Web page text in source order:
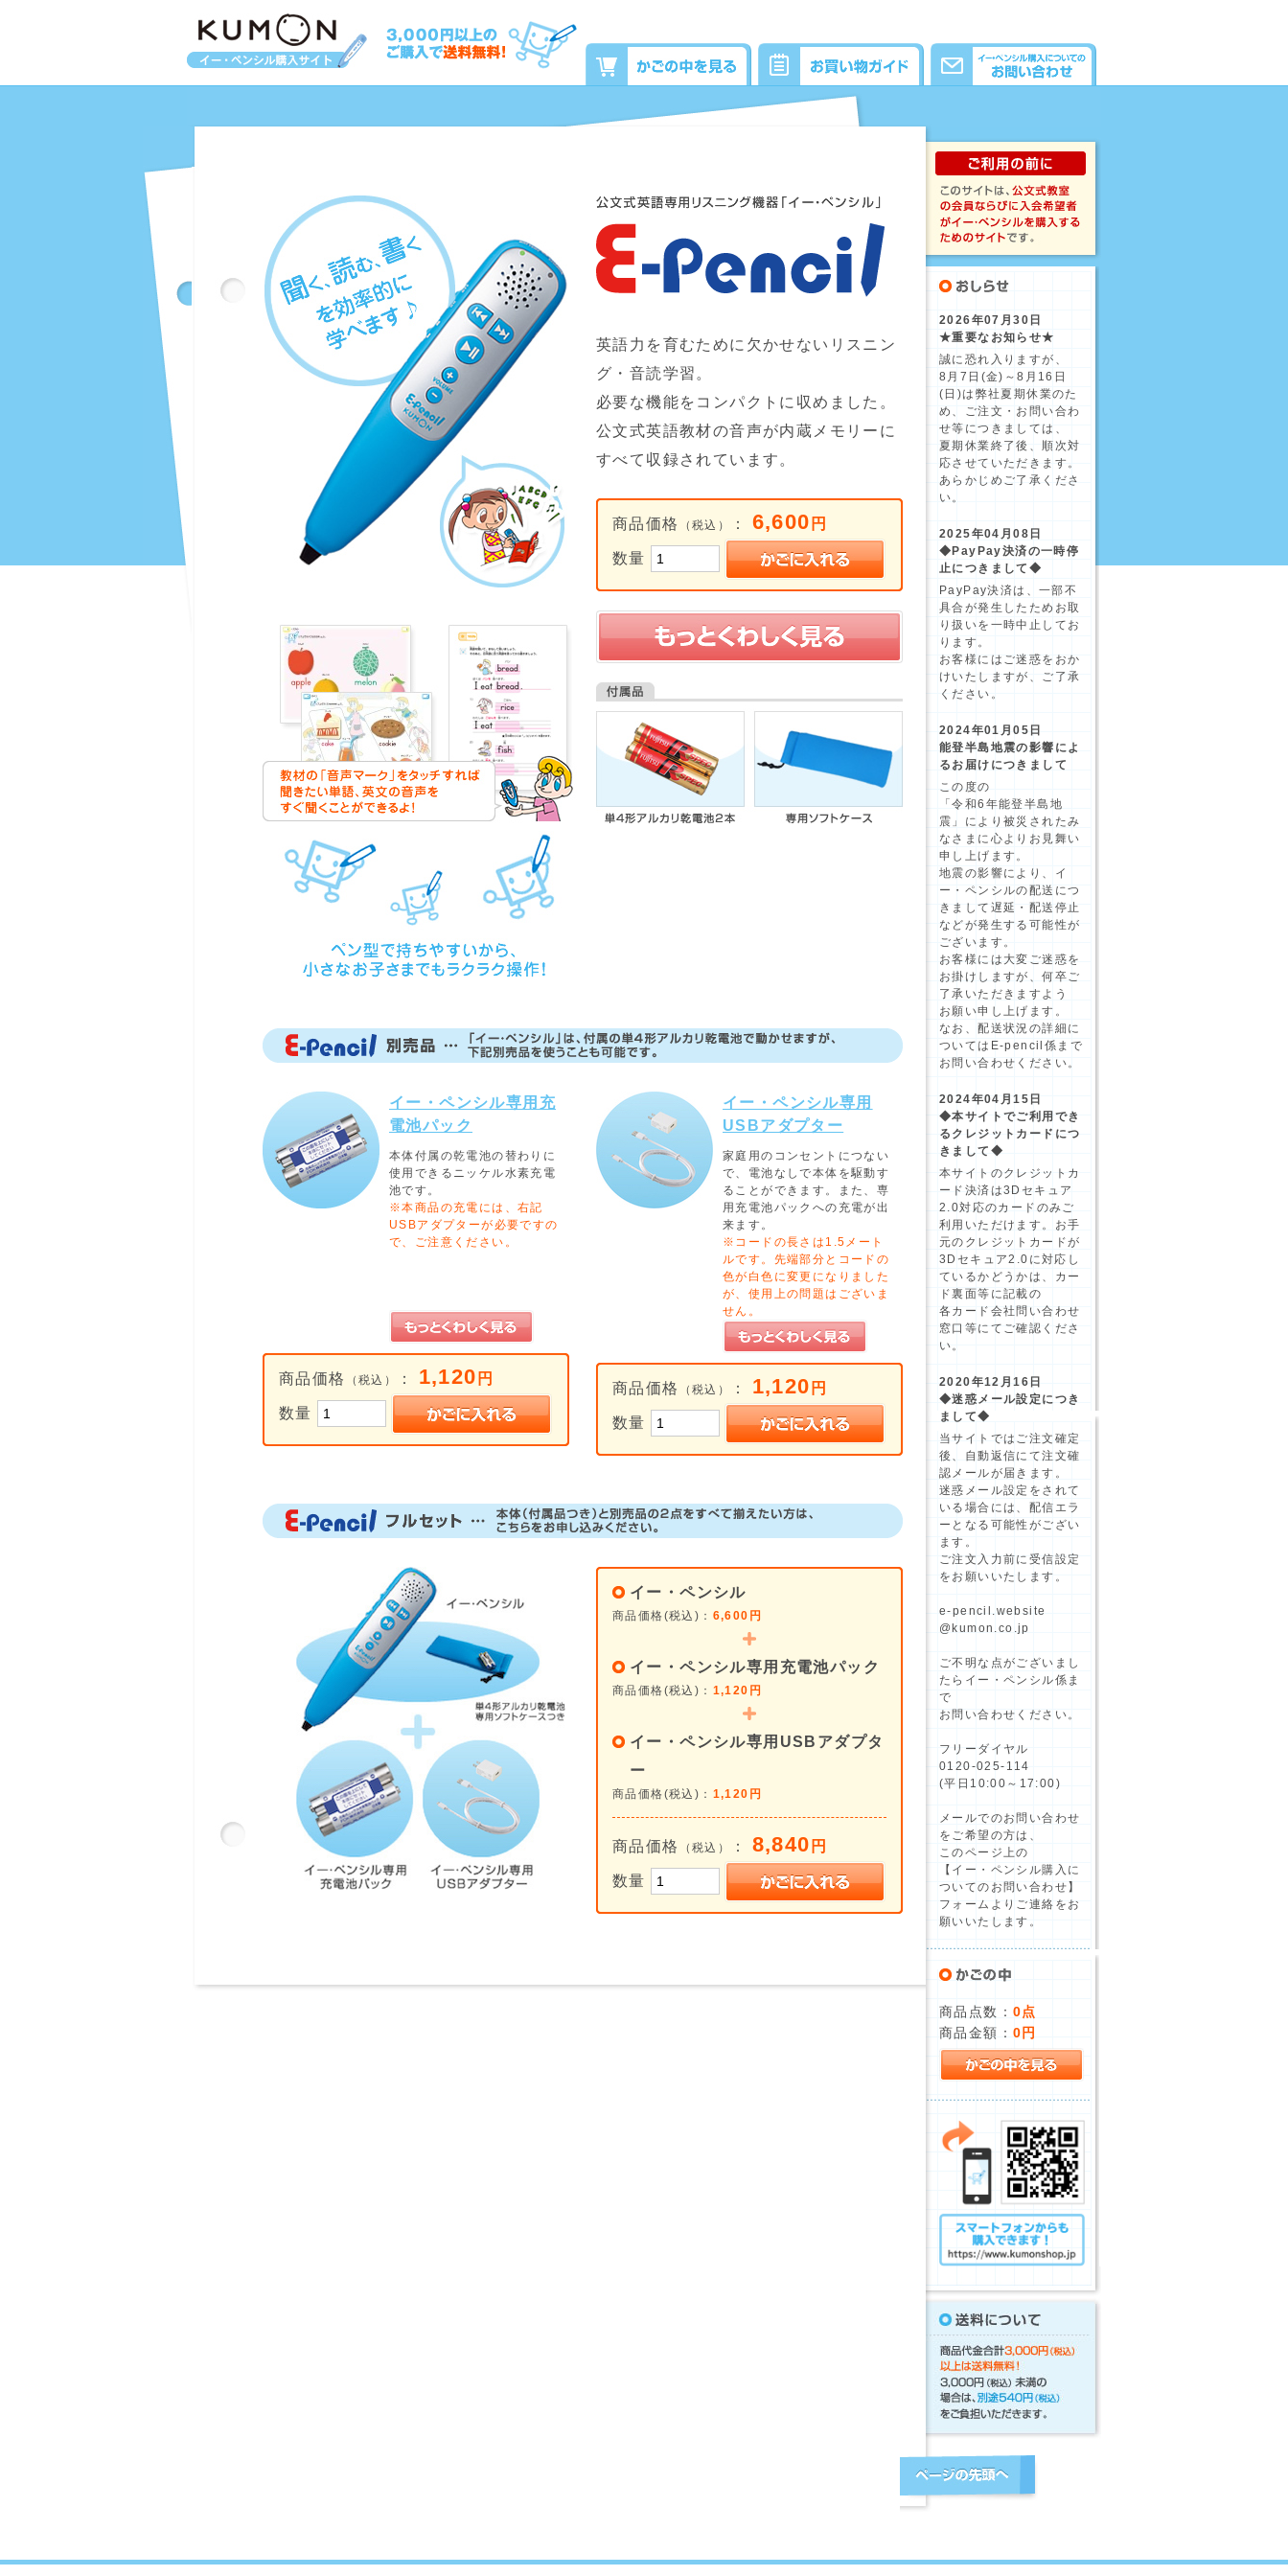
英語力を育むために欠かせないリスニン
グ・音読学習。
必要な機能をコンパクトに収めました。
公文式英語教材の音声が内蔵メモリーに
すべて収録されています。
商品価格 （税込） ： 6,600 円
数量
イー・ペンシル専用充
電池パック
本体付属の乾電池の替わりに
使用できるニッケル水素充電
池です。
※本商品の充電には、右記
USBアダプターが必要ですの
で、ご注意ください。
商品価格 （税込） ： 1,120 円
数量
イー・ペンシル専用
USBアダプター
家庭用のコンセントにつない
で、電池なしで本体を駆動す
ることができます。また、専
用充電池パックへの充電が出
来ます。
※コードの長さは1.5メート
ルです。先端部分とコードの
色が白色に変更になりました
が、使用上の問題はございま
せん。
商品価格 （税込） ： 1,120 円
数量
イー・ペンシル
商品価格(税込)： 6,600円
イー・ペンシル専用充電池パック
商品価格(税込)： 1,120円
イー・ペンシル専用USBアダプタ
ー
商品価格(税込)： 1,120円
商品価格 （税込） ： 8,840 円
数量
2026年07月30日
★重要なお知らせ★
誠に恐れ入りますが、
8月7日(金)～8月16日
(日)は弊社夏期休業のた
め、ご注文・お問い合わ
せ等につきましては、
夏期休業終了後、順次対
応させていただきます。
あらかじめご了承くださ
い。
2025年04月08日
◆PayPay決済の一時停
止につきまして◆
PayPay決済は、一部不
具合が発生したためお取
り扱いを一時中止してお
ります。
お客様にはご迷惑をおか
けいたしますが、ご了承
ください。
2024年01月05日
能登半島地震の影響によ
るお届けにつきまして
この度の
「令和6年能登半島地
震」により被災されたみ
なさまに心よりお見舞い
申し上げます。
地震の影響により、イ
ー・ペンシルの配送につ
きまして遅延・配送停止
などが発生する可能性が
ございます。
お客様には大変ご迷惑を
お掛けしますが、何卒ご
了承いただきますよう
お願い申し上げます。
なお、配送状況の詳細に
ついてはE-pencil係まで
お問い合わせください。
2024年04月15日
◆本サイトでご利用でき
るクレジットカードにつ
きまして◆
本サイトのクレジットカ
ード決済は3Dセキュア
2.0対応のカードのみご
利用いただけます。お手
元のクレジットカードが
3Dセキュア2.0に対応し
ているかどうかは、カー
ド裏面等に記載の
各カード会社問い合わせ
窓口等にてご確認くださ
い。
2020年12月16日
◆迷惑メール設定につき
まして◆
当サイトではご注文確定
後、自動返信にて注文確
認メールが届きます。
迷惑メール設定をされて
いる場合には、配信エラ
ーとなる可能性がござい
ます。
ご注文入力前に受信設定
をお願いいたします。
e-pencil.website
@kumon.co.jp
ご不明な点がございまし
たらイー・ペンシル係ま
で
お問い合わせください。
フリーダイヤル
0120-025-114
(平日10:00～17:00)
メールでのお問い合わせ
をご希望の方は、
このページ上の
【イー・ペンシル購入に
ついてのお問い合わせ】
フォームよりご連絡をお
願いいたします。
商品点数： 0点
商品金額： 0円